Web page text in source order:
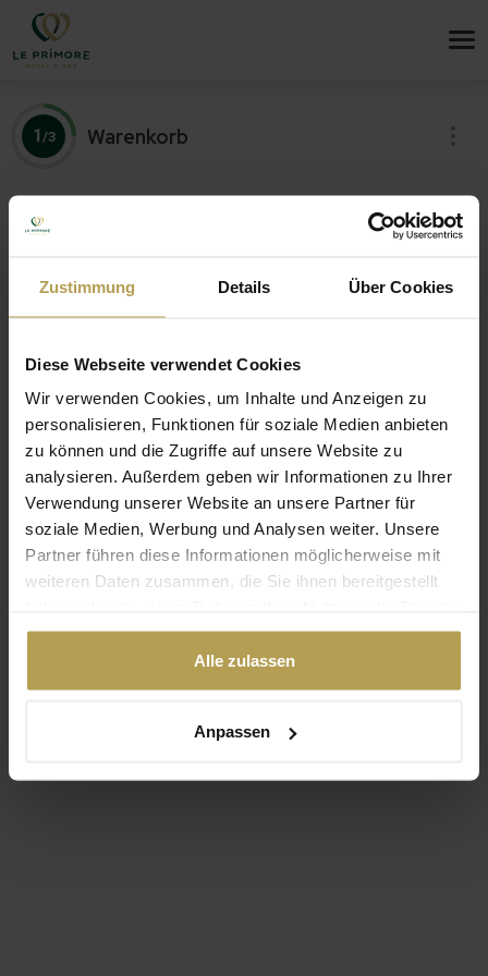
Zustimmung Details Über Cookies
Diese Webseite verwendet Cookies
Wir verwenden Cookies, um Inhalte und Anzeigen zu
personalisieren, Funktionen für soziale Medien anbieten
zu können und die Zugriffe auf unsere Website zu
analysieren. Außerdem geben wir Informationen zu Ihrer
Verwendung unserer Website an unsere Partner für
soziale Medien, Werbung und Analysen weiter. Unsere
Partner führen diese Informationen möglicherweise mit
weiteren Daten zusammen, die Sie ihnen bereitgestellt
gesammelt haben.
Alle zulassen
Anpassen
1 /3 Warenkorb
GESAMTPREIS € 0.00
Lieferpreise
EINKAUF FORTSETZEN